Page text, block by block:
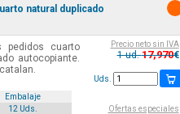
natural duplicado
pedidos cuarto
autocopiante.
Embalaje
12 Uds.
Precio neto sin IVA
1 ud.17,970€
Uds.
Ofertas especiales